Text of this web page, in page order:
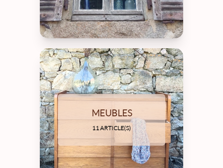
MEUBLES
11 ARTICLE(S)